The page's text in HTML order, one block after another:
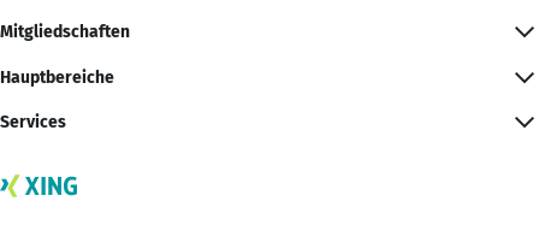
Mitgliedschaften
Hauptbereiche
Services